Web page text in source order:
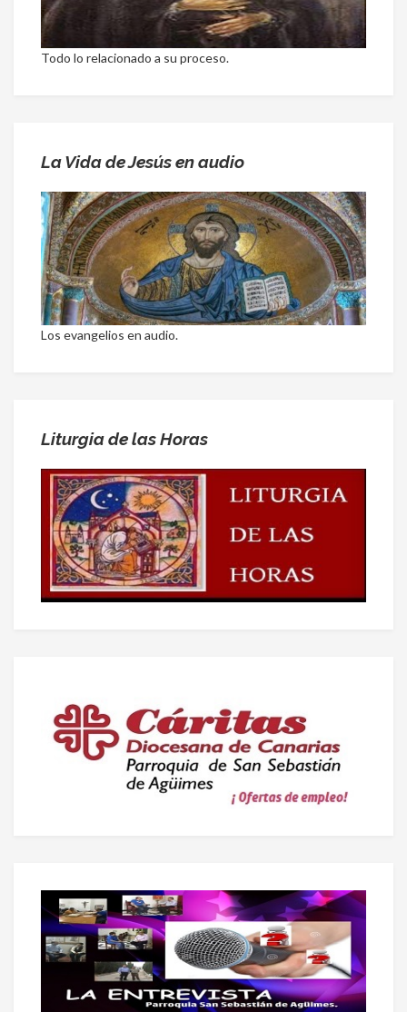
Todo lo relacionado a su proceso.
La Vida de Jesús en audio
Los evangelios en audio.
Liturgia de las Horas